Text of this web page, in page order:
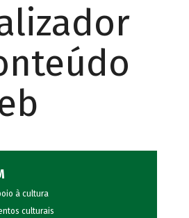
à cultura
culturais